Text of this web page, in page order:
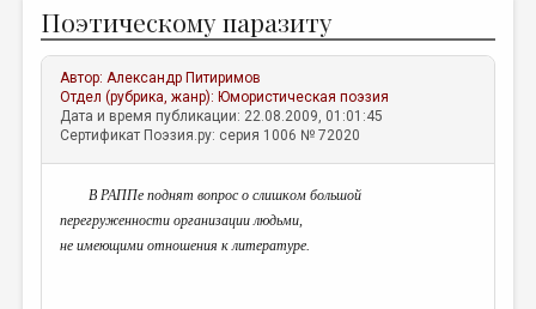
ЖАНРЫ
АВТОРЫ
КОММЕНТАРИИ
ЛИТСАЛОН
НОВОСТИ
ПРАВИЛА САЙТА
Поэтическому паразиту
Автор:Александр Питиримов
Отдел (рубрика, жанр): Юмористическая поэзия
Дата и время публикации: 22.08.2009, 01:01:45
Сертификат Поэзия.ру: серия 1006 № 72020
В РАППе поднят вопрос о слишком большой
перегруженности организации людьми,
не имеющими отношения к литературе.